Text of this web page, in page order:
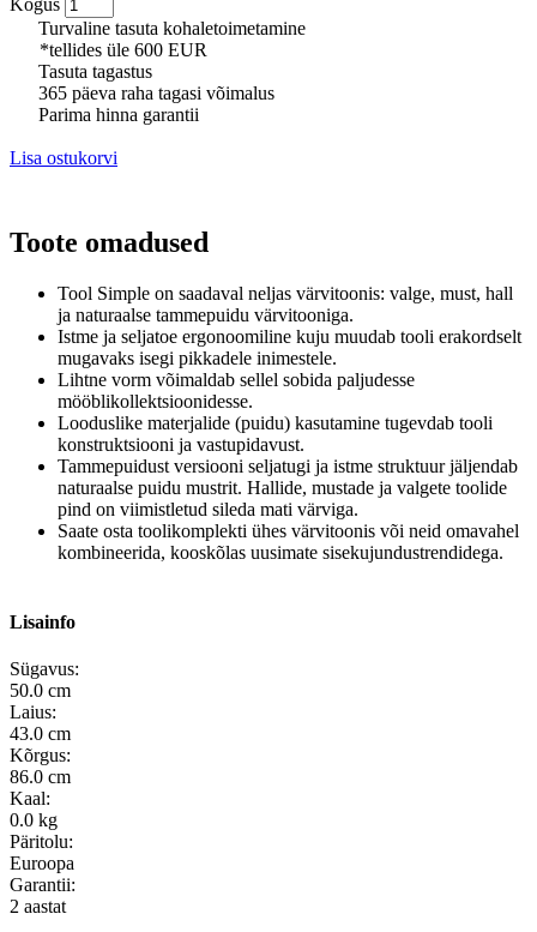
Turvaline tasuta kohaletoimetamine
*tellides üle 600 EUR
Tasuta tagastus
365 päeva raha tagasi võimalus
Parima hinna garantii
Lisa ostukorvi
Toote omadused
Tool Simple on saadaval neljas värvitoonis: valge, must, hall
ja naturaalse tammepuidu värvitooniga.
Istme ja seljatoe ergonoomiline kuju muudab tooli erakordselt
mugavaks isegi pikkadele inimestele.
Lihtne vorm võimaldab sellel sobida paljudesse
mööblikollektsioonidesse.
Looduslike materjalide (puidu) kasutamine tugevdab tooli
konstruktsiooni ja vastupidavust.
Tammepuidust versiooni seljatugi ja istme struktuur jäljendab
naturaalse puidu mustrit. Hallide, mustade ja valgete toolide
pind on viimistletud sileda mati värviga.
Saate osta toolikomplekti ühes värvitoonis või neid omavahel
kombineerida, kooskõlas uusimate sisekujundustrendidega.
Lisainfo
Sügavus:
50.0 cm
Laius:
43.0 cm
Kõrgus:
86.0 cm
Kaal:
0.0 kg
Päritolu:
Euroopa
Garantii:
2 aastat